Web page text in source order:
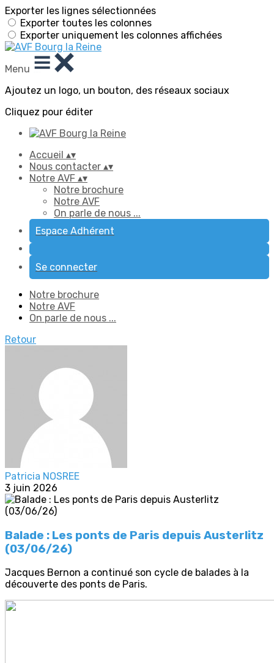
Exporter les lignes sélectionnées
Exporter toutes les colonnes
Exporter uniquement les colonnes affichées
Menu
Ajoutez un logo, un bouton, des réseaux sociaux
Cliquez pour éditer
Accueil ▴▾
Nous contacter ▴▾
Notre AVF ▴▾
Notre brochure
Notre AVF
On parle de nous ...
Espace Adhérent
Se connecter
Notre brochure
Notre AVF
On parle de nous ...
Retour
Patricia NOSREE
3 juin 2026
Balade : Les ponts de Paris depuis Austerlitz
(03/06/26)
Jacques Bernon a continué son cycle de balades à la
découverte des ponts de Paris.